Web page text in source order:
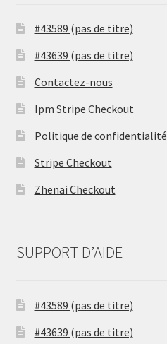
#43589 (pas de titre)
#43639 (pas de titre)
Contactez-nous
Ipm Stripe Checkout
Politique de confidentialité
Stripe Checkout
Zhenai Checkout
SUPPORT D’AIDE
#43589 (pas de titre)
#43639 (pas de titre)